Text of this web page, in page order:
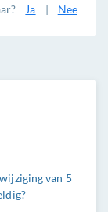
Ja | Nee
van 5